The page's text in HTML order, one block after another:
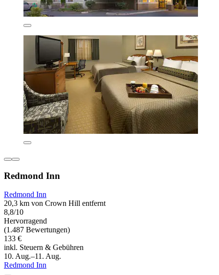
Redmond Inn
Redmond Inn
20,3 km von Crown Hill entfernt
8,8/10
Hervorragend
(1.487 Bewertungen)
133 €
inkl. Steuern & Gebühren
10. Aug.–11. Aug.
Redmond Inn